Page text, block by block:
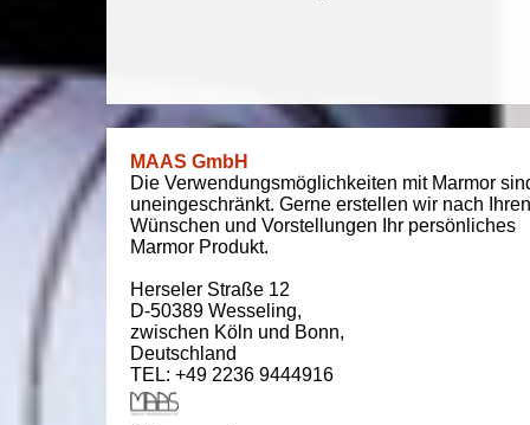
MAAS GmbH
Die Verwendungsmöglichkeiten mit Marmor
uneingeschränkt. Gerne erstellen wir nach Ihren
Wünschen und Vorstellungen Ihr persönliches
Marmor Produkt.
Herseler Straße 12
D-50389 Wesseling,
zwischen Köln und Bonn,
Deutschland
TEL: +49 2236 9444916